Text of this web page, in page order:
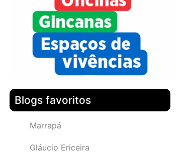
Blogs favoritos
Marrapá
Gláucio Ericeira